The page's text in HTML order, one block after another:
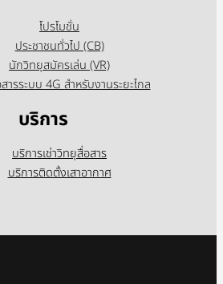
โปรโมชั่น
ประชาชนทั่วไป (CB)
นักวิทยุสมัครเล่น (VR)
ารระบบ 4G สำหรับงานระยะไกล
บริการ
บริการเช่าวิทยุสื่อสาร
บริการติดตั้งเสาอากาศ